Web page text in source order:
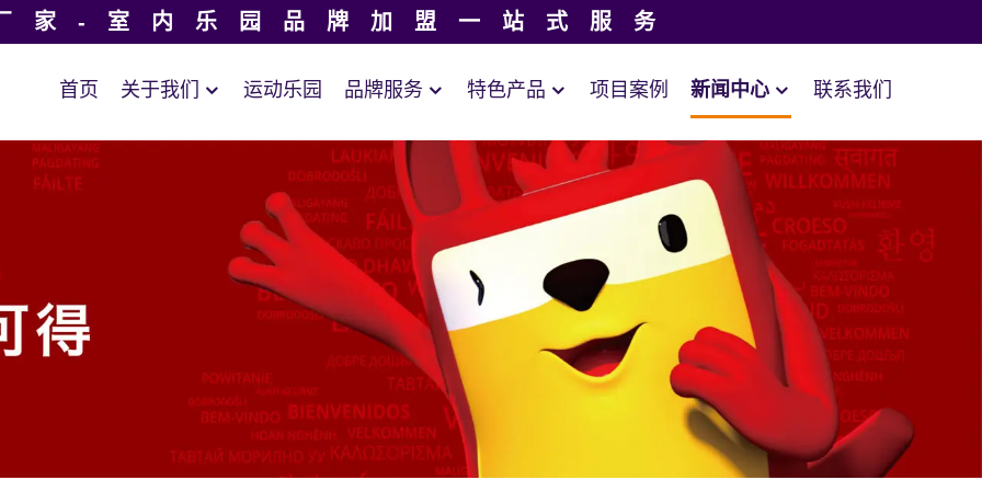
家-室内乐园品牌加盟一站式服务
首页 关于我们 运动乐园 品牌服务 特色产品 项目案例 新闻中心 联系我们